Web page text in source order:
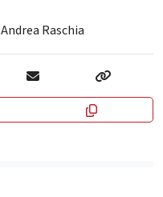
Andrea Raschia